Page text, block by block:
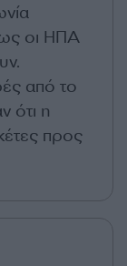
οι ΗΠΑ
από το
ότι η
προς